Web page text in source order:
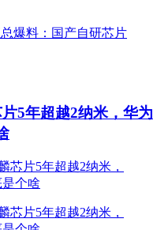
5年超越2纳米，华为